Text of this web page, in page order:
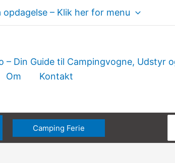
opdagelse – Klik her for menu
– Din Guide til Campingvogne, Udstyr
Om Kontakt
Camping Ferie